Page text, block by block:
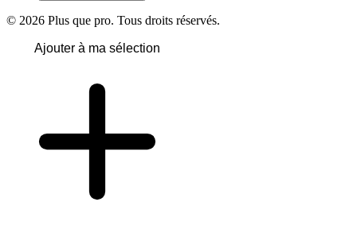
© 2026 Plus que pro. Tous droits réservés.
Ajouter à ma sélection